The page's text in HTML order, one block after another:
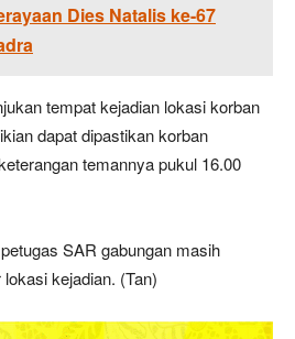
Dies Natalis ke-67
tempat kejadian lokasi korban
dapat dipastikan korban
temannya pukul 16.00
SAR gabungan masih
kejadian. (Tan)